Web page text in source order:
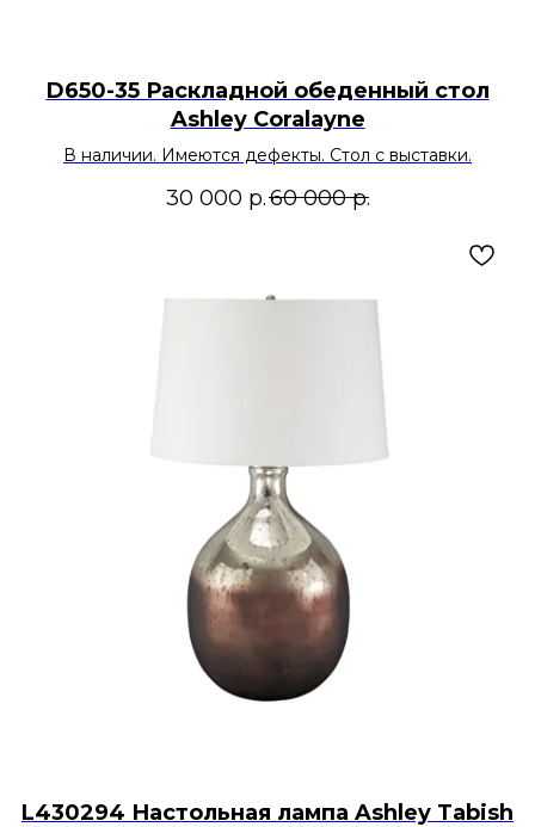
D650-35 Раскладной обеденный стол
Ashley Coralayne
В наличии. Имеются дефекты. Стол с выставки.
30 000 р.60 000 р.
L430294 Настольная лампа Ashley Tabish